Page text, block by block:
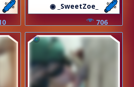
◉ _SweetZoe_
706